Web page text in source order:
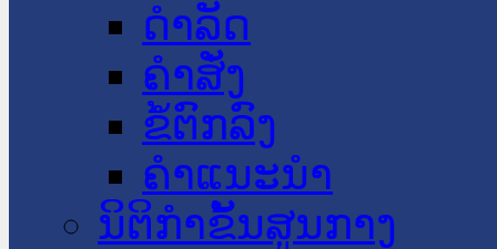
ດໍາລັດ
ຄໍາສັ່ງ
ຂໍ້ຕົກລົງ
ຄໍາແນະນໍາ
ນິຕິກໍາຂັ້ນສູນກາງ